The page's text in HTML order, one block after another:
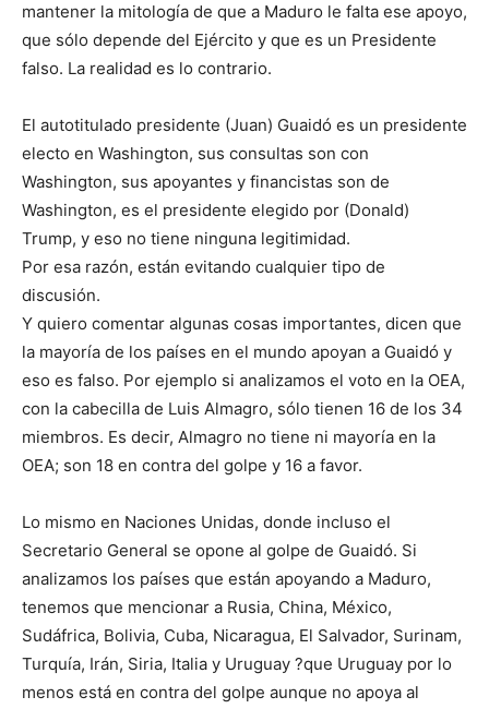
mantener la mitología de que a Maduro le falta ese apoyo,
que sólo depende del Ejército y que es un Presidente
falso. La realidad es lo contrario.
El autotitulado presidente (Juan) Guaidó es un presidente
electo en Washington, sus consultas son con
Washington, sus apoyantes y financistas son de
Washington, es el presidente elegido por (Donald)
Trump, y eso no tiene ninguna legitimidad.
Por esa razón, están evitando cualquier tipo de
discusión.
Y quiero comentar algunas cosas importantes, dicen que
la mayoría de los países en el mundo apoyan a Guaidó y
eso es falso. Por ejemplo si analizamos el voto en la OEA,
con la cabecilla de Luis Almagro, sólo tienen 16 de los 34
miembros. Es decir, Almagro no tiene ni mayoría en la
OEA; son 18 en contra del golpe y 16 a favor.
Lo mismo en Naciones Unidas, donde incluso el
Secretario General se opone al golpe de Guaidó. Si
analizamos los países que están apoyando a Maduro,
tenemos que mencionar a Rusia, China, México,
Sudáfrica, Bolivia, Cuba, Nicaragua, El Salvador, Surinam,
Turquía, Irán, Siria, Italia y Uruguay ?que Uruguay por lo
menos está en contra del golpe aunque no apoya al